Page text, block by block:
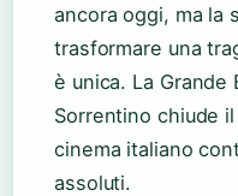
ancora oggi, ma la
trasformare una
è unica. La Grande
Sorrentino chiude
cinema italiano
assoluti.